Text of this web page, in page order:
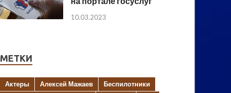
10.03.2023
МЕТКИ
Актеры Алексей Мажаев
Беспилотники